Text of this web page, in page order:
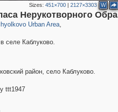
Sizes: 451×700| 2127×3303 W
Нерукотворного
Urban Area
19
,
селе Каблуково.
район, село Каблуково.
ttt1947